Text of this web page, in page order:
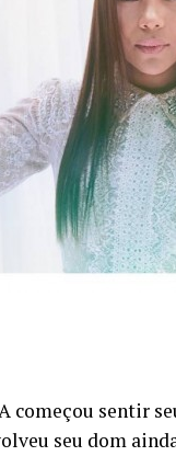
começou sentir
seu dom